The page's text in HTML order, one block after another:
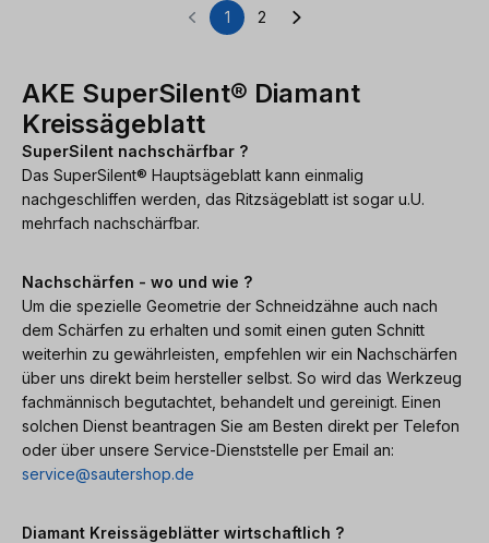
Seite
1 Seite
2
AKE SuperSilent® Diamant
Kreissägeblatt
SuperSilent nachschärfbar ?
Das SuperSilent® Hauptsägeblatt kann einmalig
nachgeschliffen werden, das Ritzsägeblatt ist sogar u.U.
mehrfach nachschärfbar.
Nachschärfen - wo und wie ?
Um die spezielle Geometrie der Schneidzähne auch nach
dem Schärfen zu erhalten und somit einen guten Schnitt
weiterhin zu gewährleisten, empfehlen wir ein Nachschärfen
über uns direkt beim hersteller selbst. So wird das Werkzeug
fachmännisch begutachtet, behandelt und gereinigt. Einen
solchen Dienst beantragen Sie am Besten direkt per Telefon
oder über unsere Service-Dienststelle per Email an:
service@sautershop.de
Diamant Kreissägeblätter wirtschaftlich ?